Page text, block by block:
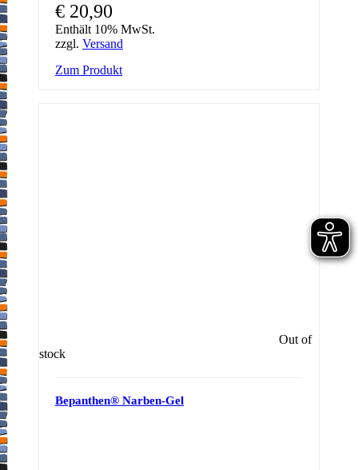
€ 20,90
Enthält 10% MwSt.
zzgl. Versand
Zum Produkt
Out of
stock
Bepanthen® Narben-Gel